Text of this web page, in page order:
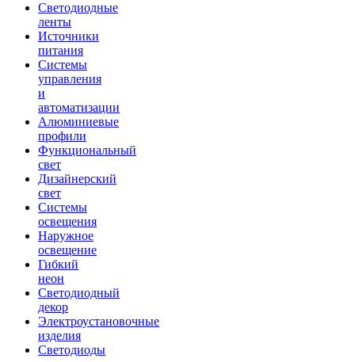
Светодиодные
ленты
Источники
питания
Системы
управления
и
автоматизации
Алюминиевые
профили
Функциональный
свет
Дизайнерский
свет
Системы
освещения
Наружное
освещение
Гибкий
неон
Светодиодный
декор
Электроустановочные
изделия
Светодиоды